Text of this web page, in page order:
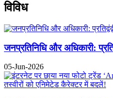
विविध
जनप्रतिनिधि और अधिकारी:
05-Jun-2026